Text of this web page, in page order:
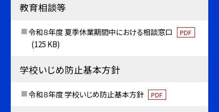
教育相談等
令和８年度 夏季休業期間中における相談窓口 PDF
(125 KB)
学校いじめ防止基本方針
令和８年度 学校いじめ防止基本方針 PDF